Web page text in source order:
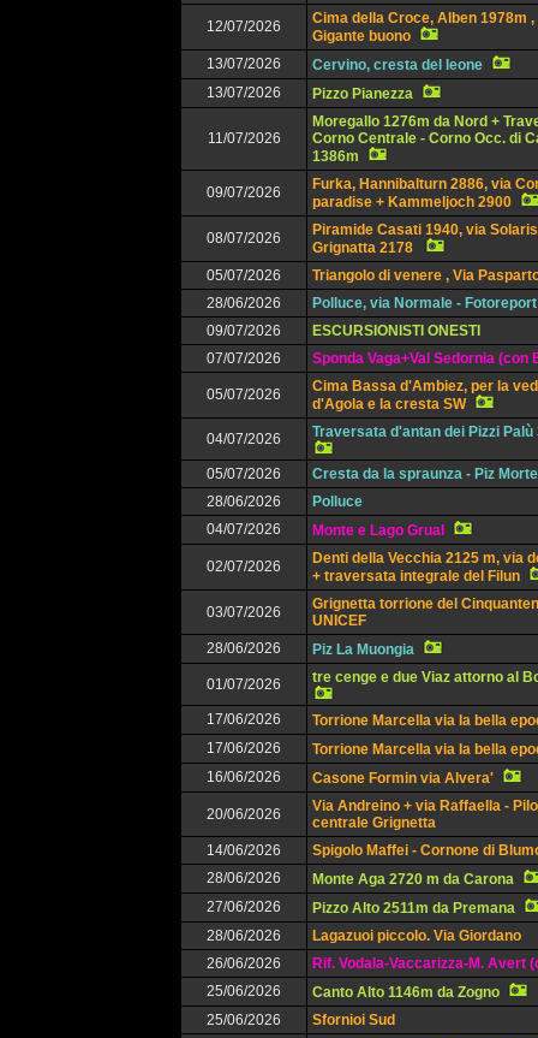
12/07/2026
Cima della Croce, Alben 1978m ,
Gigante buono
13/07/2026
Cervino, cresta del leone
13/07/2026
Pizzo Pianezza
11/07/2026
Moregallo 1276m da Nord +
Corno Centrale - Corno Occ. di
1386m
09/07/2026
Furka, Hannibalturn 2886, via
paradise + Kammeljoch 2900
08/07/2026
Piramide Casati 1940, via
Grignatta 2178
05/07/2026
Triangolo di venere , Via
28/06/2026
Polluce, via Normale - Fotoreport
09/07/2026
ESCURSIONISTI ONESTI
07/07/2026
Sponda Vaga+Val Sedornia (con
05/07/2026
Cima Bassa d'Ambiez, per la
d'Agola e la cresta SW
04/07/2026 Traversata d'antan dei Pizzi Palù
05/07/2026
Cresta da la spraunza - Piz
28/06/2026
Polluce
04/07/2026
Monte e Lago Grual
02/07/2026
Denti della Vecchia 2125 m, via
+ traversata integrale del Filun
03/07/2026
Grignetta torrione del
UNICEF
28/06/2026
Piz La Muongia
01/07/2026 tre cenge e due Viaz attorno al
17/06/2026
Torrione Marcella via la bella
17/06/2026
Torrione Marcella via la bella
16/06/2026
Casone Formin via Alvera'
20/06/2026
Via Andreino + via Raffaella -
centrale Grignetta
14/06/2026
Spigolo Maffei - Cornone di
28/06/2026
Monte Aga 2720 m da Carona
27/06/2026
Pizzo Alto 2511m da Premana
28/06/2026
Lagazuoi piccolo. Via Giordano
26/06/2026
Rif. Vodala-Vaccarizza-M. Avert
25/06/2026
Canto Alto 1146m da Zogno
25/06/2026
Sfornioi Sud